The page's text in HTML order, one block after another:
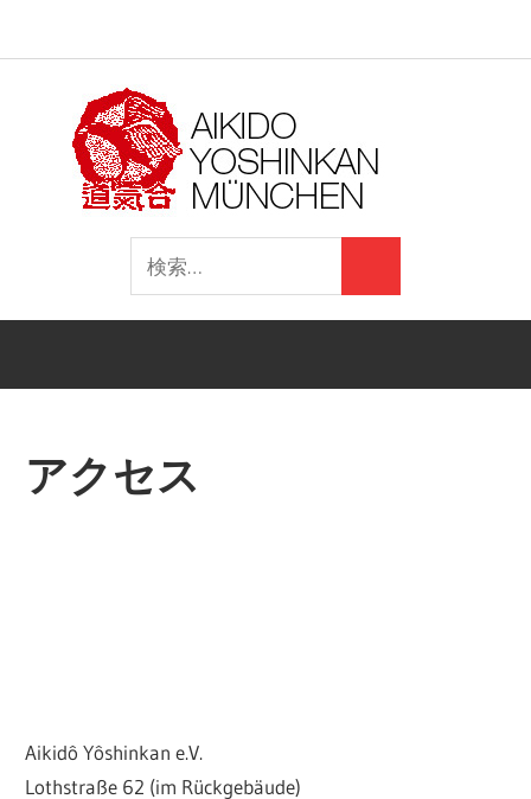
YoshinkanAikido
キ
プ
索:
索
アクセス
Aikidô Yôshinkan e.V.
Lothstraße 62 (im Rückgebäude)